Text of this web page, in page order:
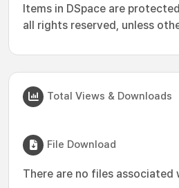
Items in DSpace are
all rights reserved, unless
Total Views & Downloads
File Download
There are no files associated